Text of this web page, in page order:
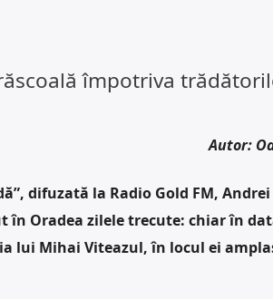
împotriva
Autor:
difuzată la Radio Gold FM,
în Oradea zilele trecute: chiar în
lui Mihai Viteazul, în locul ei